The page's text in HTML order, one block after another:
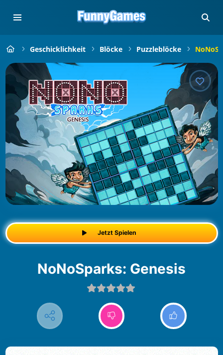
Geschicklichkeit Blöcke Puzzleblöcke
Jetzt Spielen
NoNoSparks: Genesis